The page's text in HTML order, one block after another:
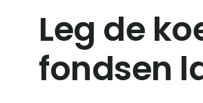
Leg de
fondsen